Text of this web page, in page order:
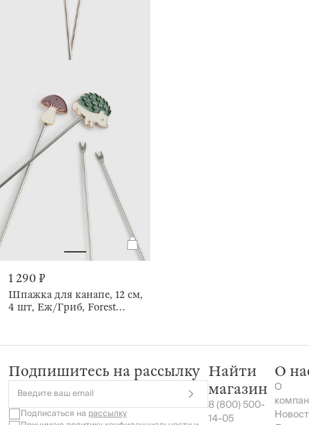
1 290 ₽
Шпажка для канапе, 12 см,
4 шт, Еж/Гриб, Forest
Подпишитесь на рассылку
Введите ваш email
Подписаться на рассылку
Найти
магазин
8 (800) 500-
14-05
О
О